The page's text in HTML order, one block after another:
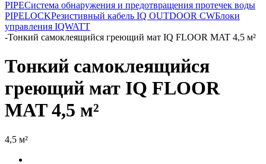
PIPEСистема обнаружения и предотвращения протечек воды
PIPELOCKРезистивный кабель IQ OUTDOOR CWБлоки
управления IQWATT
-Тонкий самоклеящийся греющий мат IQ FLOOR MAT 4,5 м²
Тонкий самоклеящийся
греющий мат IQ FLOOR
MAT 4,5 м²
4,5 м²